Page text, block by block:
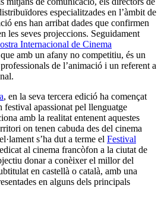
especialitzades en l’àmbit de
ens han arribat dades que confirmen
les seves projeccions. Seguidament
Internacional de Cinema
amb un afany no competitiu, és un
de l’animació i un referent a
, en la seva tercera edició ha començat
festival apassionat pel llenguatge
amb la realitat entenent aquestes
on tenen cabuda des del cinema
s’ha dut a terme el Festival
al cinema francòfon a la ciutat de
donar a conèixer el millor del
en castellà o català, amb una
en alguns dels principals